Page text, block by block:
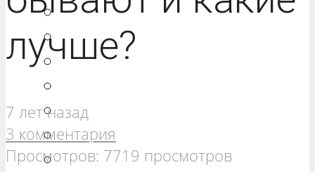
РЕМОНТ ВАЗ 2108
РЕМОНТ ВАЗ 2109
РЕМОНТ ВАЗ 21099
РЕМОНТ ВАЗ 2111
РЕМОНТ ВАЗ 2112
РЕМОНТ ВАЗ 2113
лучше?
7 лет назад
3 комментария
Просмотров: 7719 просмотров